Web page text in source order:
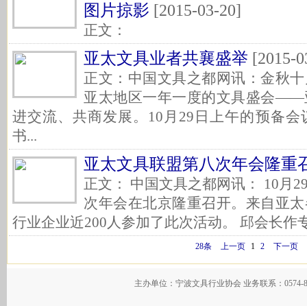
图片掠影 [2015-03-20]
正文：
亚太文具业者共襄盛举 [2015-
正文：中国文具之都网讯：金秋
亚太地区一年一度的文具盛会——
进交流、共商发展。10月29日上午的预备
书...
亚太文具联盟第八次年会隆重
正文： 中国文具之都网讯： 10月
次年会在北京隆重召开。来自亚
行业企业近200人参加了此次活动。 邱会长作
28条 上一页 1 2 下一页
主办单位：宁波文具行业协会 业务联系：